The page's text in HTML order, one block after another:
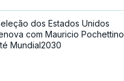
dos Estados Unidos
com Mauricio Pochettino
Mundial2030